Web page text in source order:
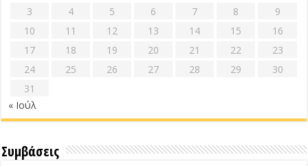
3
4 5 6 7 8
9
10
11 12 13 14 15
16
17
18 19 20 21 22
23
24
25 26 27 28 29
30
31
« Ιούλ
Συμβάσεις